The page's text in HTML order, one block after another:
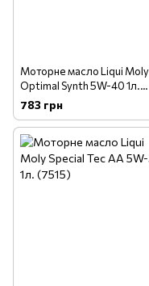
Моторне масло Liqui Moly
Optimal Synth 5W-40 1л.
(3925)
783 грн